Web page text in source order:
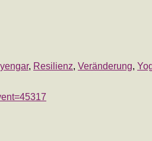
Iyengar, Resilienz, Veränderung,